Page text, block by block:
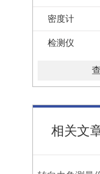
密度计
检测仪
相关文